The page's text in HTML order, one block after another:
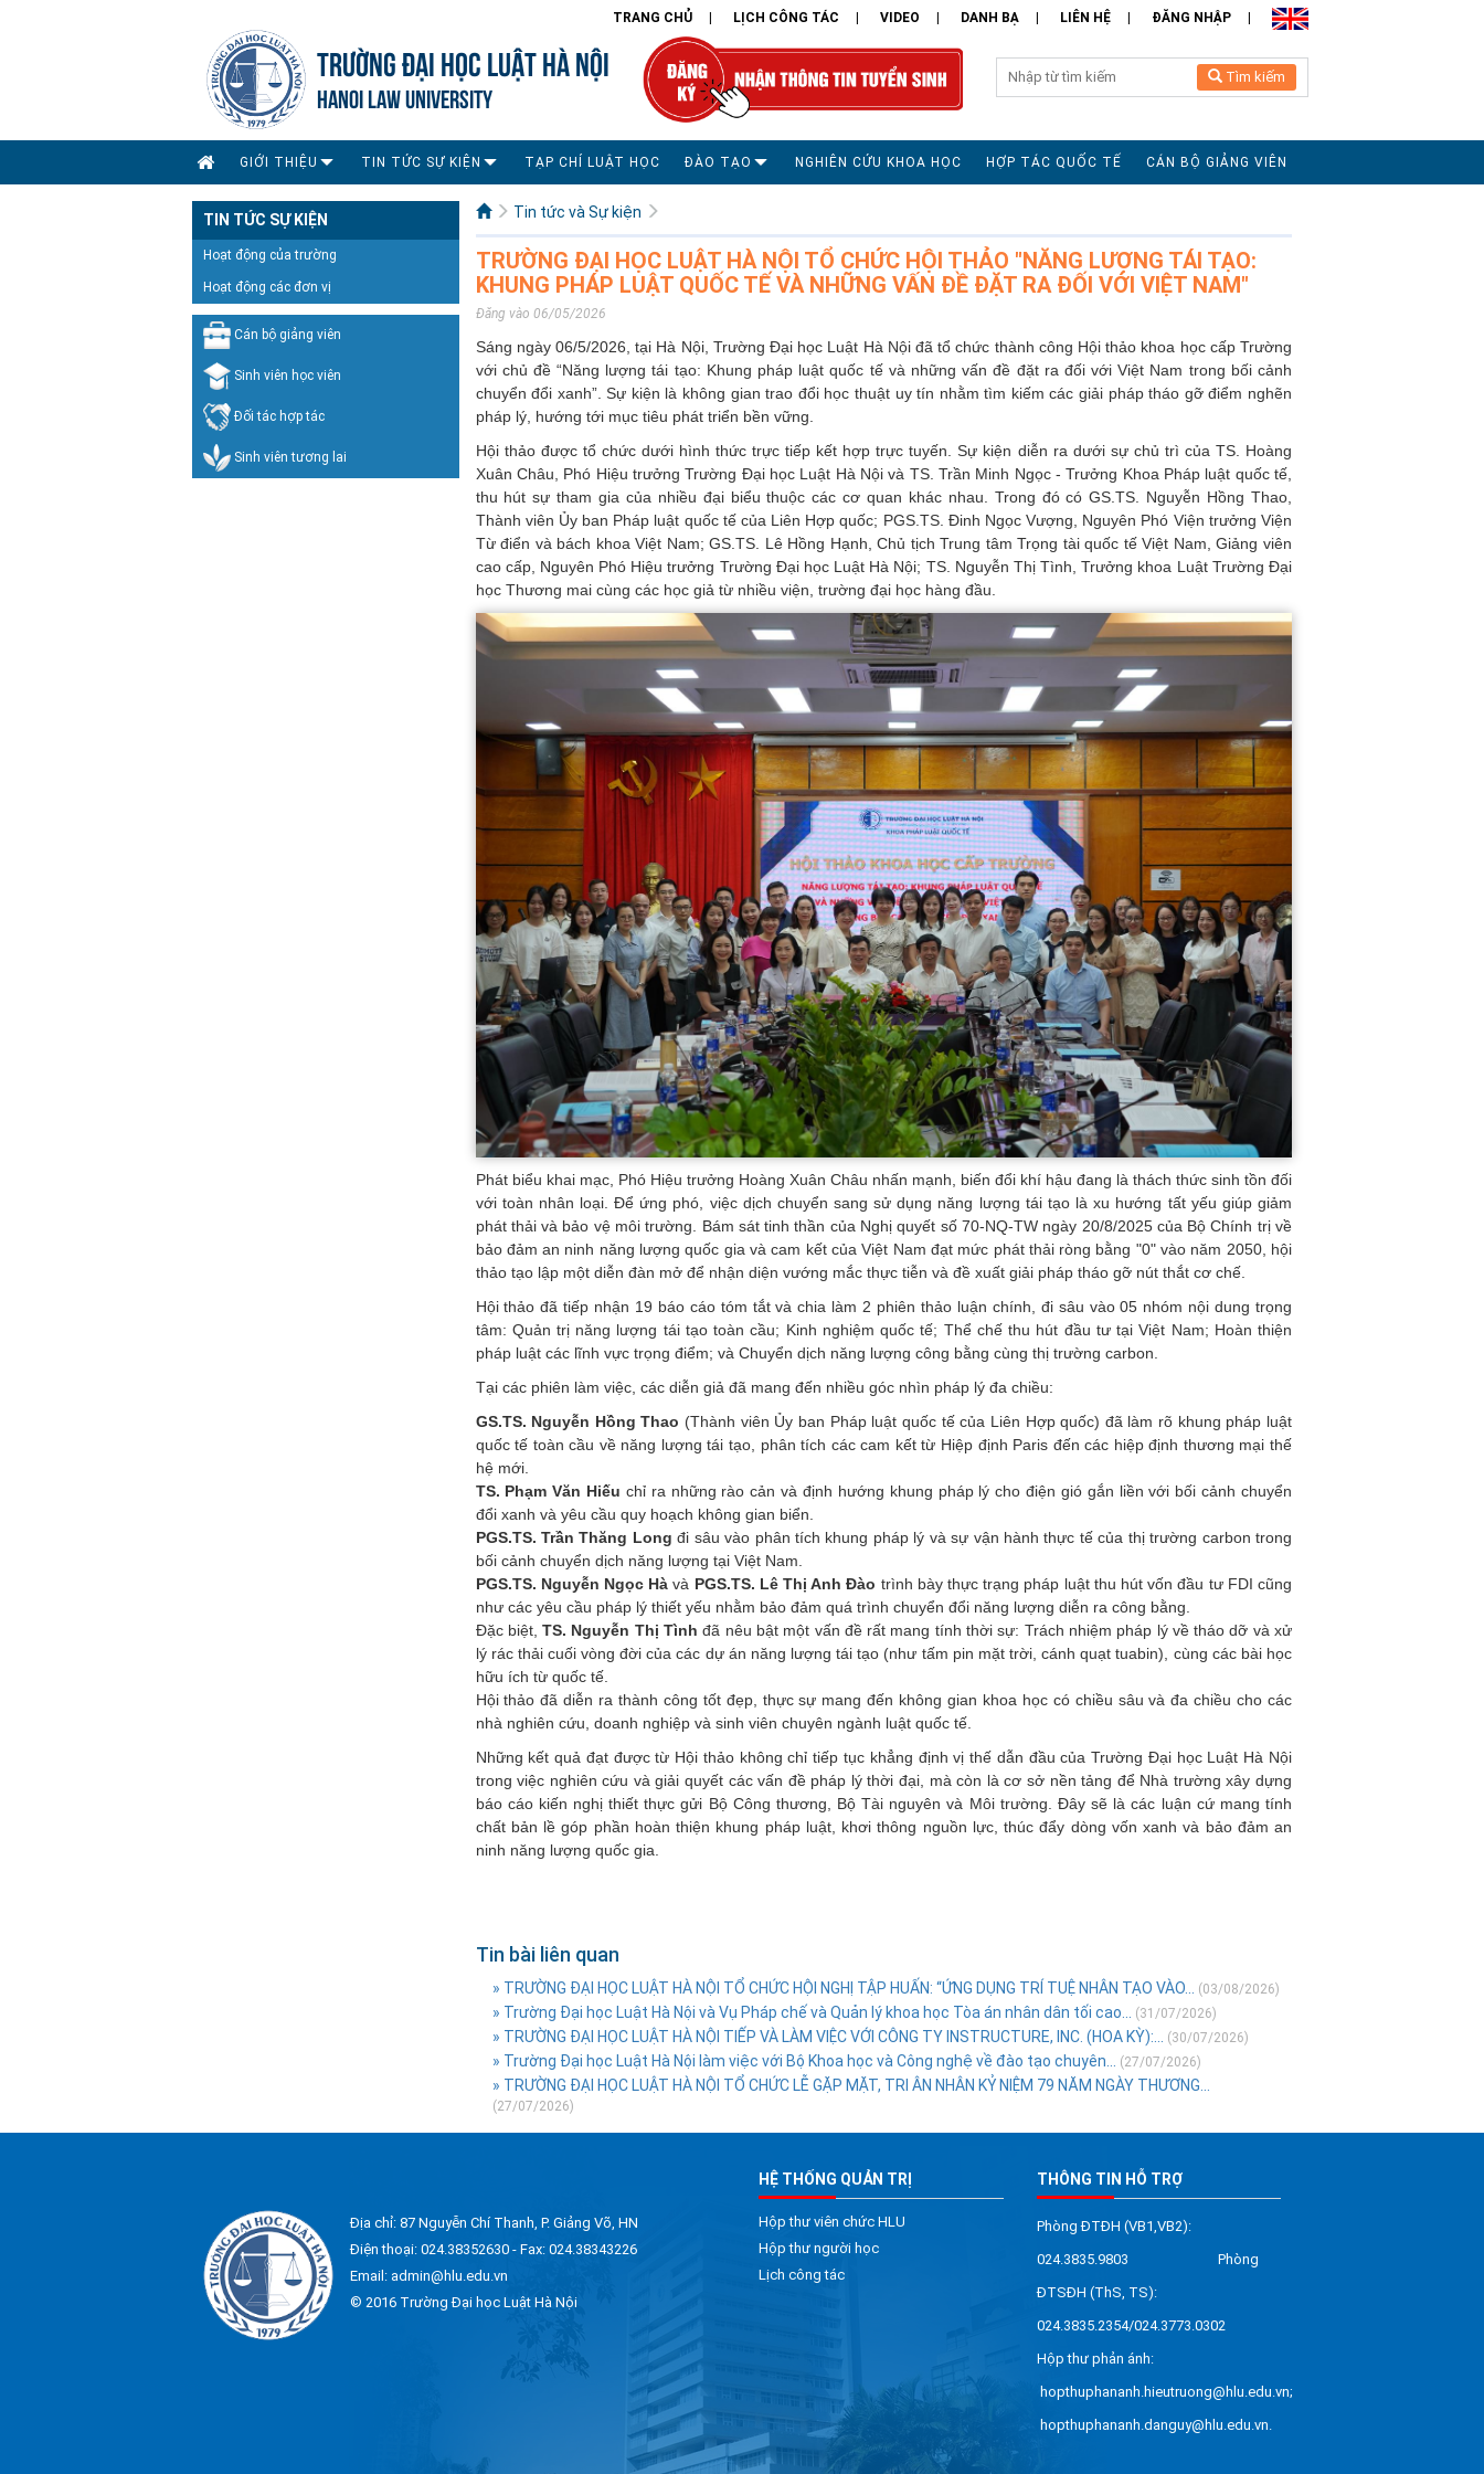
TRANG CHỦ LỊCH CÔNG TÁC VIDEO DANH BẠ LIÊN HỆ ĐĂNG NHẬP
TRƯỜNG ĐẠI HỌC LUẬT HÀ NỘI
HANOI LAW UNIVERSITY
Tìm kiếm
GIỚI THIỆU TIN TỨC SỰ KIỆN TẠP CHÍ LUẬT HỌC ĐÀO TẠO NGHIÊN CỨU KHOA HỌC HỢP TÁC QUỐC TẾ CÁN BỘ GIẢNG VIÊN
TIN TỨC SỰ KIỆN
Hoạt động của trường
Hoạt động các đơn vị
Cán bộ giảng viên
Sinh viên học viên
Đối tác hợp tác
Sinh viên tương lai
Tin tức và Sự kiện
TRƯỜNG ĐẠI HỌC LUẬT HÀ NỘI TỔ CHỨC HỘI THẢO "NĂNG LƯỢNG TÁI TẠO:
KHUNG PHÁP LUẬT QUỐC TẾ VÀ NHỮNG VẤN ĐỀ ĐẶT RA ĐỐI VỚI VIỆT NAM"
Đăng vào 06/05/2026
Sáng ngày 06/5/2026, tại Hà Nội, Trường Đại học Luật Hà Nội đã tổ chức thành công Hội thảo khoa học cấp Trường
với chủ đề “Năng lượng tái tạo: Khung pháp luật quốc tế và những vấn đề đặt ra đối với Việt Nam trong bối cảnh
chuyển đổi xanh”. Sự kiện là không gian trao đổi học thuật uy tín nhằm tìm kiếm các giải pháp tháo gỡ điểm nghẽn
pháp lý, hướng tới mục tiêu phát triển bền vững.
Hội thảo được tổ chức dưới hình thức trực tiếp kết hợp trực tuyến. Sự kiện diễn ra dưới sự chủ trì của TS. Hoàng
Xuân Châu, Phó Hiệu trưởng Trường Đại học Luật Hà Nội và TS. Trần Minh Ngọc - Trưởng Khoa Pháp luật quốc tế,
thu hút sự tham gia của nhiều đại biểu thuộc các cơ quan khác nhau. Trong đó có GS.TS. Nguyễn Hồng Thao,
Thành viên Ủy ban Pháp luật quốc tế của Liên Hợp quốc; PGS.TS. Đinh Ngọc Vượng, Nguyên Phó Viện trưởng Viện
Từ điển và bách khoa Việt Nam; GS.TS. Lê Hồng Hạnh, Chủ tịch Trung tâm Trọng tài quốc tế Việt Nam, Giảng viên
cao cấp, Nguyên Phó Hiệu trưởng Trường Đại học Luật Hà Nội; TS. Nguyễn Thị Tình, Trưởng khoa Luật Trường Đại
học Thương mai cùng các học giả từ nhiều viện, trường đại học hàng đầu.
Phát biểu khai mạc, Phó Hiệu trưởng Hoàng Xuân Châu nhấn mạnh, biến đổi khí hậu đang là thách thức sinh tồn đối
với toàn nhân loại. Để ứng phó, việc dịch chuyển sang sử dụng năng lượng tái tạo là xu hướng tất yếu giúp giảm
phát thải và bảo vệ môi trường. Bám sát tinh thần của Nghị quyết số 70-NQ-TW ngày 20/8/2025 của Bộ Chính trị về
bảo đảm an ninh năng lượng quốc gia và cam kết của Việt Nam đạt mức phát thải ròng bằng "0" vào năm 2050, hội
thảo tạo lập một diễn đàn mở để nhận diện vướng mắc thực tiễn và đề xuất giải pháp tháo gỡ nút thắt cơ chế.
Hội thảo đã tiếp nhận 19 báo cáo tóm tắt và chia làm 2 phiên thảo luận chính, đi sâu vào 05 nhóm nội dung trọng
tâm: Quản trị năng lượng tái tạo toàn cầu; Kinh nghiệm quốc tế; Thể chế thu hút đầu tư tại Việt Nam; Hoàn thiện
pháp luật các lĩnh vực trọng điểm; và Chuyển dịch năng lượng công bằng cùng thị trường carbon.
Tại các phiên làm việc, các diễn giả đã mang đến nhiều góc nhìn pháp lý đa chiều:
GS.TS. Nguyễn Hồng Thao (Thành viên Ủy ban Pháp luật quốc tế của Liên Hợp quốc) đã làm rõ khung pháp luật
quốc tế toàn cầu về năng lượng tái tạo, phân tích các cam kết từ Hiệp định Paris đến các hiệp định thương mại thế
hệ mới.
TS. Phạm Văn Hiếu chỉ ra những rào cản và định hướng khung pháp lý cho điện gió gắn liền với bối cảnh chuyển
đổi xanh và yêu cầu quy hoạch không gian biển.
PGS.TS. Trần Thăng Long đi sâu vào phân tích khung pháp lý và sự vận hành thực tế của thị trường carbon trong
bối cảnh chuyển dịch năng lượng tại Việt Nam.
PGS.TS. Nguyễn Ngọc Hà và PGS.TS. Lê Thị Anh Đào trình bày thực trạng pháp luật thu hút vốn đầu tư FDI cũng
như các yêu cầu pháp lý thiết yếu nhằm bảo đảm quá trình chuyển đổi năng lượng diễn ra công bằng.
Đặc biệt,TS. Nguyễn Thị Tình đã nêu bật một vấn đề rất mang tính thời sự: Trách nhiệm pháp lý về tháo dỡ và xử
lý rác thải cuối vòng đời của các dự án năng lượng tái tạo (như tấm pin mặt trời, cánh quạt tuabin), cùng các bài học
hữu ích từ quốc tế.
Hội thảo đã diễn ra thành công tốt đẹp, thực sự mang đến không gian khoa học có chiều sâu và đa chiều cho các
nhà nghiên cứu, doanh nghiệp và sinh viên chuyên ngành luật quốc tế.
Những kết quả đạt được từ Hội thảo không chỉ tiếp tục khẳng định vị thế dẫn đầu của Trường Đại học Luật Hà Nội
trong việc nghiên cứu và giải quyết các vấn đề pháp lý thời đại, mà còn là cơ sở nền tảng để Nhà trường xây dựng
báo cáo kiến nghị thiết thực gửi Bộ Công thương, Bộ Tài nguyên và Môi trường. Đây sẽ là các luận cứ mang tính
chất bản lề góp phần hoàn thiện khung pháp luật, khơi thông nguồn lực, thúc đẩy dòng vốn xanh và bảo đảm an
ninh năng lượng quốc gia.
Tin bài liên quan
» TRƯỜNG ĐẠI HỌC LUẬT HÀ NỘI TỔ CHỨC HỘI NGHỊ TẬP HUẤN: “ỨNG DỤNG TRÍ TUỆ NHÂN TẠO VÀO... (03/08/2026)
» Trường Đại học Luật Hà Nội và Vụ Pháp chế và Quản lý khoa học Tòa án nhân dân tối cao... (31/07/2026)
» TRƯỜNG ĐẠI HỌC LUẬT HÀ NỘI TIẾP VÀ LÀM VIỆC VỚI CÔNG TY INSTRUCTURE, INC. (HOA KỲ):... (30/07/2026)
» Trường Đại học Luật Hà Nội làm việc với Bộ Khoa học và Công nghệ về đào tạo chuyên... (27/07/2026)
» TRƯỜNG ĐẠI HỌC LUẬT HÀ NỘI TỔ CHỨC LỄ GẶP MẶT, TRI ÂN NHÂN KỶ NIỆM 79 NĂM NGÀY THƯƠNG...
(27/07/2026)
Địa chỉ: 87 Nguyễn Chí Thanh, P. Giảng Võ, HN
Điện thoại: 024.38352630 - Fax: 024.38343226
Email: admin@hlu.edu.vn
© 2016 Trường Đại học Luật Hà Nội
HỆ THỐNG QUẢN TRỊ
Hộp thư viên chức HLU
Hộp thư người học
Lịch công tác
THÔNG TIN HỖ TRỢ
Phòng ĐTĐH (VB1,VB2):
024.3835.9803 Phòng
ĐTSĐH (ThS, TS):
024.3835.2354/024.3773.0302
Hộp thư phản ánh:
hopthuphananh.hieutruong@hlu.edu.vn;
hopthuphananh.danguy@hlu.edu.vn.